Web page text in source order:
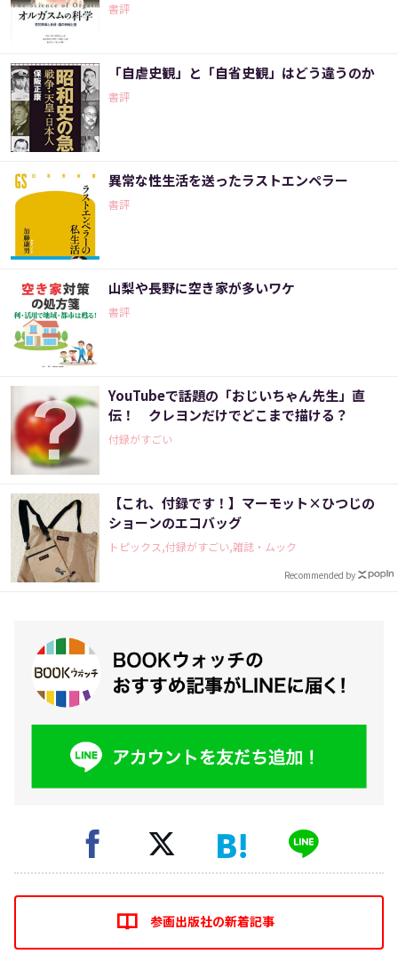
書評
「自虐史観」と「自省史観」はどう違うのか
書評
異常な性生活を送ったラストエンペラー
書評
山梨や長野に空き家が多いワケ
書評
YouTubeで話題の「おじいちゃん先生」直
伝！ クレヨンだけでどこまで描ける？
付録がすごい
【これ、付録です！】マーモット×ひつじの
ショーンのエコバッグ
トピックス,付録がすごい,雑誌・ムック
Recommended by
参画出版社の新着記事